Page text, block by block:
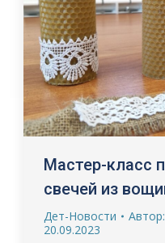
Мастер-класс
свечей из
Дет-Новости Автор:
20.09.2023